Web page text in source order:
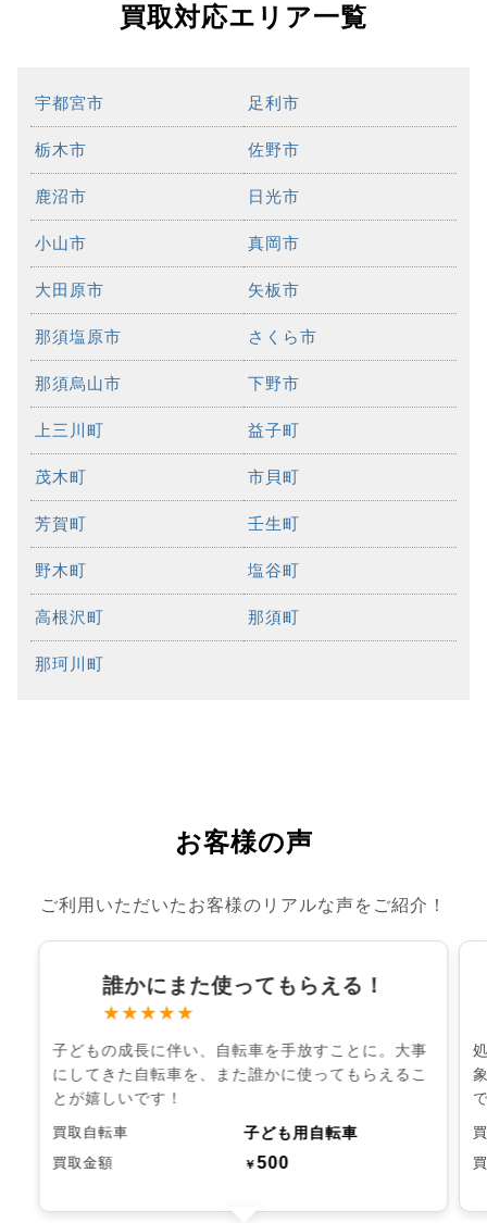
買取対応エリア一覧
宇都宮市 足利市
栃木市 佐野市
鹿沼市 日光市
小山市 真岡市
大田原市 矢板市
那須塩原市 さくら市
那須烏山市 下野市
上三川町 益子町
茂木町 市貝町
芳賀町 壬生町
野木町 塩谷町
高根沢町 那須町
那珂川町
お客様の声
ご利用いただいたお客様のリアルな声をご紹介！
誰かにまた使ってもらえる！
★★★★★
子どもの成長に伴い、自転車を手放すことに。大事
にしてきた自転車を、また誰かに使ってもらえるこ
とが嬉しいです！
買取自転車 子ども用自転車
買取金額 ￥500